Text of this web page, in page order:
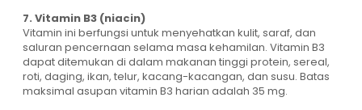
7. Vitamin B3 (niacin)
Vitamin ini berfungsi untuk menyehatkan kulit, saraf, dan
saluran pencernaan selama masa kehamilan. Vitamin B3
dapat ditemukan di dalam makanan tinggi protein, sereal,
roti, daging, ikan, telur, kacang-kacangan, dan susu. Batas
maksimal asupan vitamin B3 harian adalah 35 mg.